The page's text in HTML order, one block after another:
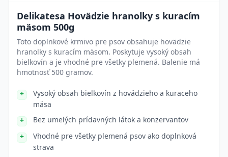
Delikatesa Hovädzie hranolky s kuracím
mäsom 500g
Toto doplnkové krmivo pre psov obsahuje hovädzie
hranolky s kuracím mäsom. Poskytuje vysoký obsah
bielkovín a je vhodné pre všetky plemená. Balenie má
hmotnosť 500 gramov.
Vysoký obsah bielkovín z hovädzieho a kuraceho
mäsa
Bez umelých prídavných látok a konzervantov
Vhodné pre všetky plemená psov ako doplnková
strava